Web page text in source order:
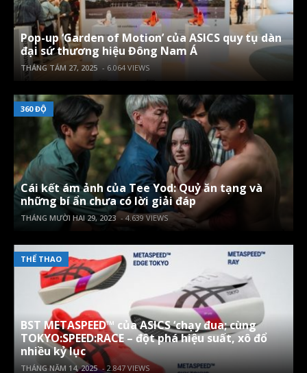
Pop-up ‘Garden of Motion’ của ASICS quy tụ dàn
đại sứ thương hiệu Đông Nam Á
THÁNG TÁM 27, 2025 - 6.064 VIEWS
360 ĐỘ
Cái kết ám ảnh của Tee Yod: Quỷ ăn tạng và
những bí ẩn chưa có lời giải đáp
THÁNG MƯỜI HAI 29, 2023 - 4.639 VIEWS
THỂ THAO
BST METASPEED™ của ASICS ‘chạy đua; cùng
TOKYO:SPEED:RACE – đột phá hiệu suất, xô đổ
nhiều kỷ lục
THÁNG NĂM 14, 2025 - 2.847 VIEWS